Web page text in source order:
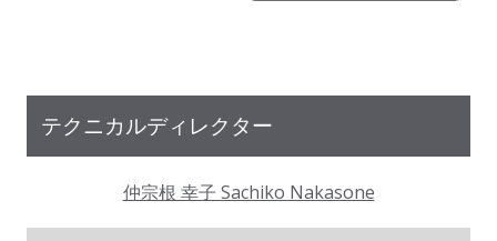
テクニカルディレクター
仲宗根 幸子 Sachiko Nakasone